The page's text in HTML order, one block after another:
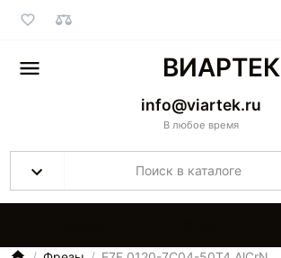
ВИАРТЕК
info@viartek.ru
В любое время